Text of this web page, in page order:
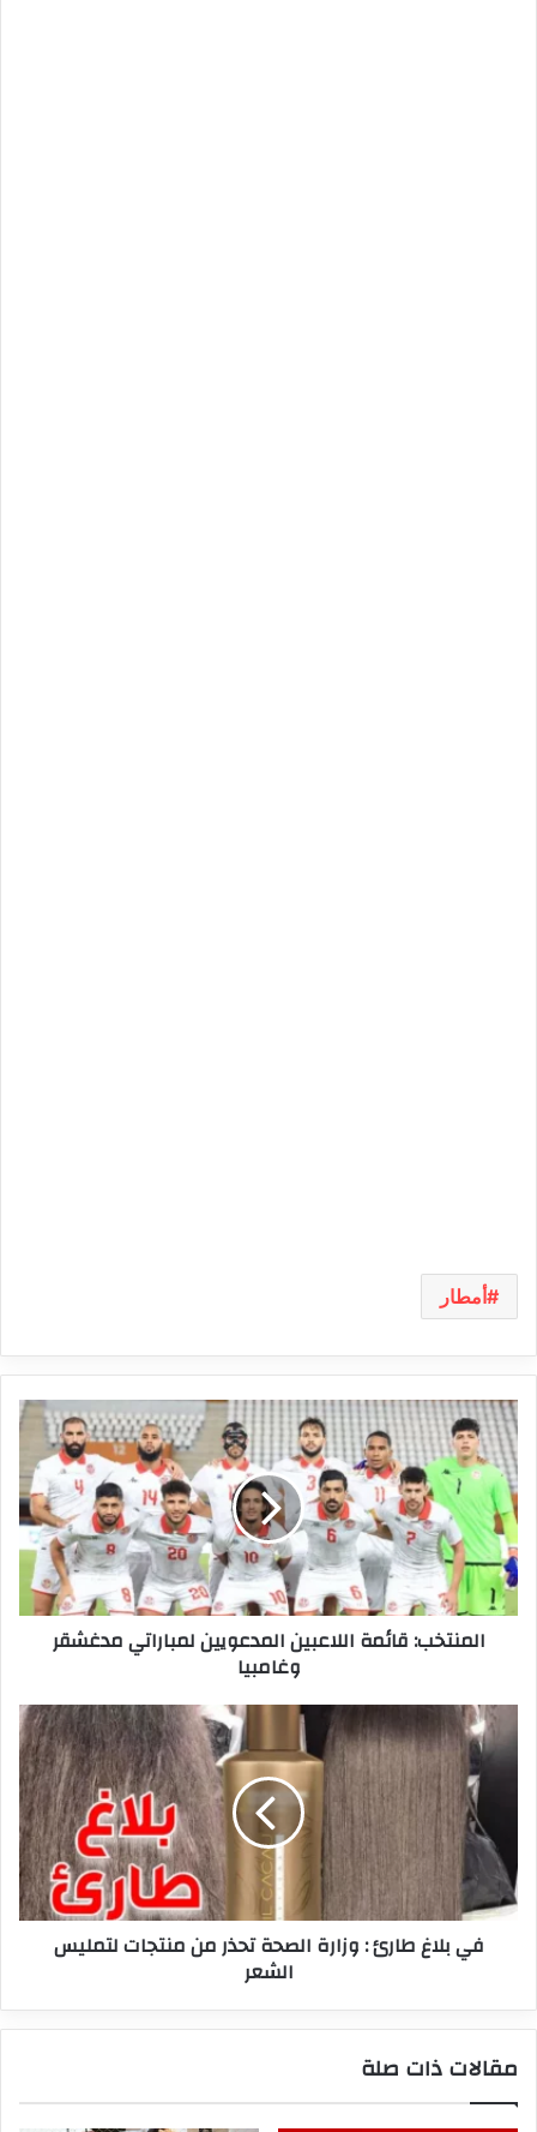
أمطار
المنتخب:
قائمة
اللاعبين
المدعويين
لمباراتي
مدغشقر
وغامبيا
المنتخب: قائمة اللاعبين المدعويين لمباراتي مدغشقر
وغامبيا
بلاغ
الصحة
تحذر
من
منتجات
لتمليسفي بلاغ طارئ : وزارة الصحة تحذر من منتجات لتمليس
الشعر
مقالات ذات صلة